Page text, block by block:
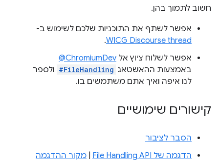
חשוב לתמוך בהן.
אפשר לשתף את התוכניות שלכם לשימוש ב-
WICG Discourse thread
.
אפשר לשלוח ציוץ אל ‎@ChromiumDev
באמצעות ההאשטאג #FileHandling ולספר
לנו איפה ואיך אתם משתמשים בו.
קישורים שימושיים
הסבר לציבור
הדגמה של File Handling API
מקור ההדגמה